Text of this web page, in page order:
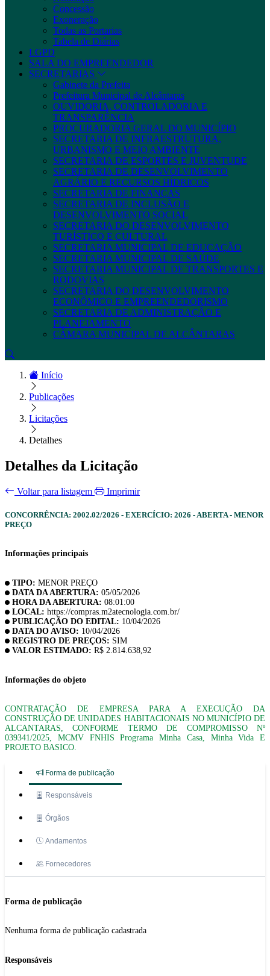
Concessão
Exoneração
Todas as Portarias
Tabela de Diárias
LGPD
SALA DO EMPREENDEDOR
SECRETARIAS
Gabinete da Prefeita
Prefeitura Municipal de Alcântaras
OUVIDORIA, CONTROLADORIA E
TRANSPARÊNCIA
PROCURADORIA GERAL DO MUNICÍPIO
SECRETARIA DE INFRAESTRUTURA,
URBANISMO E MEIO AMBIENTE
SECRETARIA DE ESPORTES E JUVENTUDE
SECRETARIA DE DESENVOLVIMENTO
AGRÁRIO E RECURSOS HÍDRICOS
SECRETARIA DE FINANÇAS
SECRETARIA DE INCLUSÃO E
DESENVOLVIMENTO SOCIAL
SECRETARIA DO DESENVOLVIMENTO
TURÍSTICO E CULTURAL
SECRETARIA MUNICIPAL DE EDUCAÇÃO
SECRETARIA MUNICIPAL DE SAÚDE
SECRETARIA MUNICIPAL DE TRANSPORTES E
RODOVIAS
SECRETARIA DO DESENVOLVIMENTO
ECONÔMICO E EMPREENDEDORISMO
SECRETARIA DE ADMINISTRAÇÃO E
PLANEJAMENTO
CÂMARA MUNICIPAL DE ALCÂNTARAS
Início
Publicações
Licitações
Detalhes
Detalhes da Licitação
Voltar para listagem Imprimir
CONCORRÊNCIA: 2002.02/2026 - EXERCÍCIO: 2026 - ABERTA - MENOR
PREÇO
Informações principais
TIPO: MENOR PREÇO
DATA DA ABERTURA: 05/05/2026
HORA DA ABERTURA: 08:01:00
LOCAL: https://compras.m2atecnologia.com.br/
PUBLICAÇÃO DO EDITAL: 10/04/2026
DATA DO AVISO: 10/04/2026
REGISTRO DE PREÇOS: SIM
VALOR ESTIMADO: R$ 2.814.638,92
Informações do objeto
CONTRATAÇÃO DE EMPRESA PARA A EXECUÇÃO DA
CONSTRUÇÃO DE UNIDADES HABITACIONAIS NO MUNICÍPIO DE
ALCANTARAS, CONFORME TERMO DE COMPROMISSO Nº
039341/2025, MCMV FNHIS Programa Minha Casa, Minha Vida E
PROJETO BASICO.
Forma de publicação
Responsáveis
Órgãos
Andamentos
Fornecedores
Forma de publicação
Nenhuma forma de publicação cadastrada
Responsáveis